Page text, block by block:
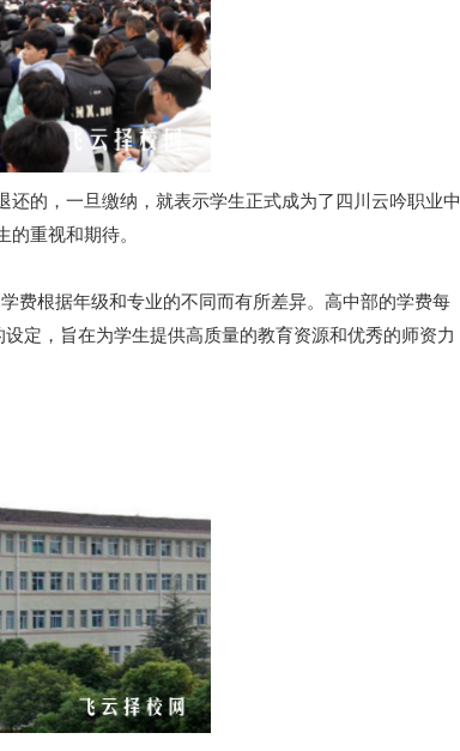
的，一旦缴纳，就表示学生正式成为了四川云吟职业中
重视和期待。
费根据年级和专业的不同而有所差异。高中部的学费每
定，旨在为学生提供高质量的教育资源和优秀的师资力